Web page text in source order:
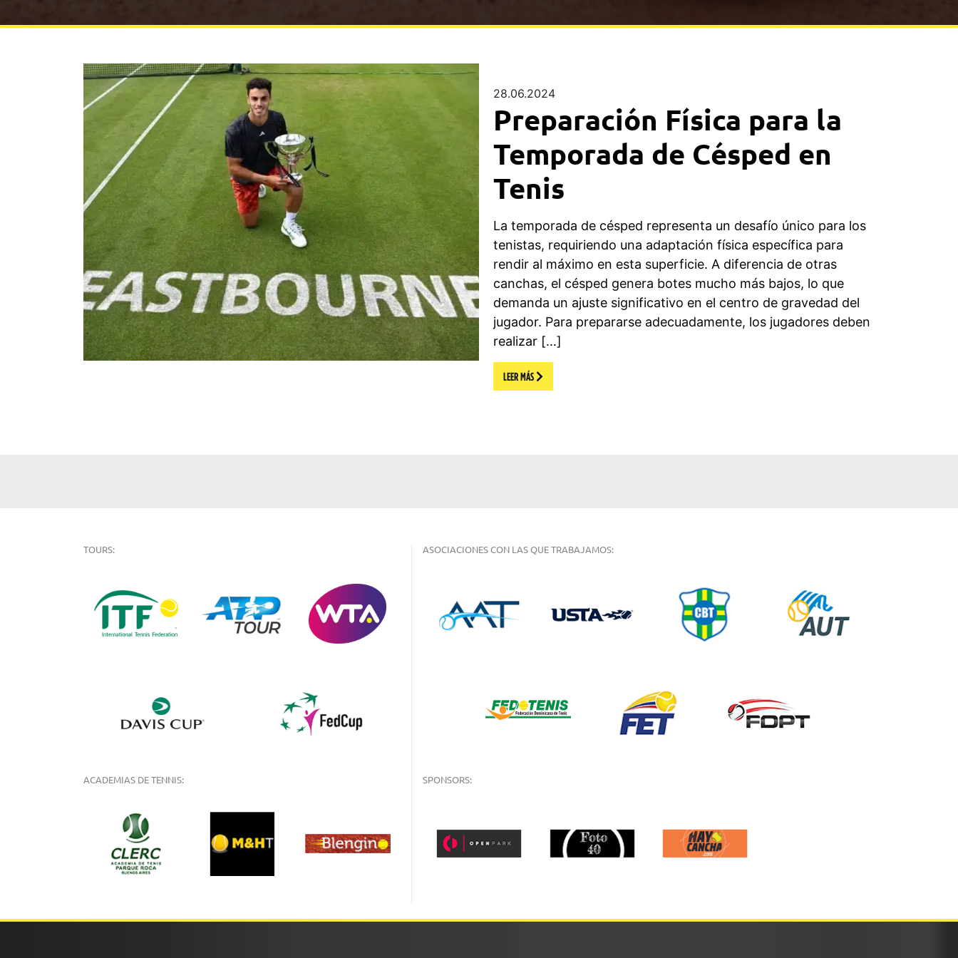
28.06.2024
Preparación Física para la
Temporada de Césped en
Tenis
La temporada de césped representa un desafío único para los
tenistas, requiriendo una adaptación física específica para
rendir al máximo en esta superficie. A diferencia de otras
canchas, el césped genera botes mucho más bajos, lo que
demanda un ajuste significativo en el centro de gravedad del
jugador. Para prepararse adecuadamente, los jugadores deben
realizar […]
LEER MÁS
TOURS:
ACADEMIAS DE TENNIS:
ASOCIACIONES CON LAS QUE TRABAJAMOS:
SPONSORS: